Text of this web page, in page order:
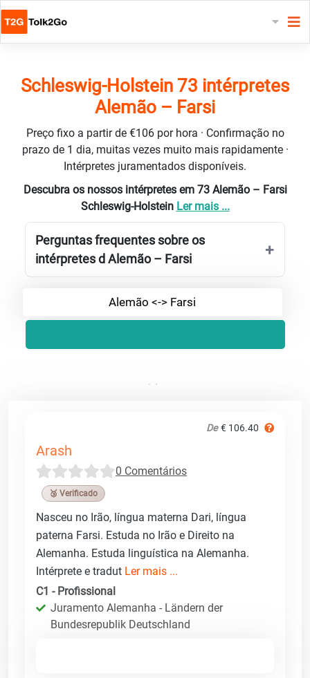
Schleswig-Holstein 73 intérpretes
Alemão – Farsi
Preço fixo a partir de €106 por hora · Confirmação no
prazo de 1 dia, muitas vezes muito mais rapidamente ·
Intérpretes juramentados disponíveis.
Descubra os nossos intérpretes em 73 Alemão – Farsi
Schleswig-Holstein Ler mais ...
Perguntas frequentes sobre os
intérpretes d Alemão – Farsi
Alemão <-> Farsi
De € 106.40
Arash
0 Comentários
🥉 Verificado
Nasceu no Irão, língua materna Dari, língua
paterna Farsi. Estuda no Irão e Direito na
Alemanha. Estuda linguística na Alemanha.
Intérprete e tradut Ler mais ...
C1 - Profissional
Juramento Alemanha - Ländern der
Bundesrepublik Deutschland